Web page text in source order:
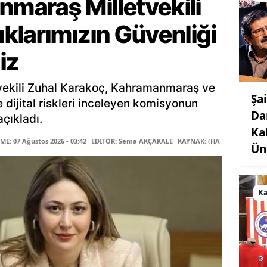
Milletvekili
Güvenliği
Zuhal Karakoç, Kahramanmaraş ve
dijital riskleri inceleyen komisyonun
07 Ağustos 2026 - 03:42 EDİTÖR: Sema AKÇAKALE KAYNAK: (HABER MERKEZİ)